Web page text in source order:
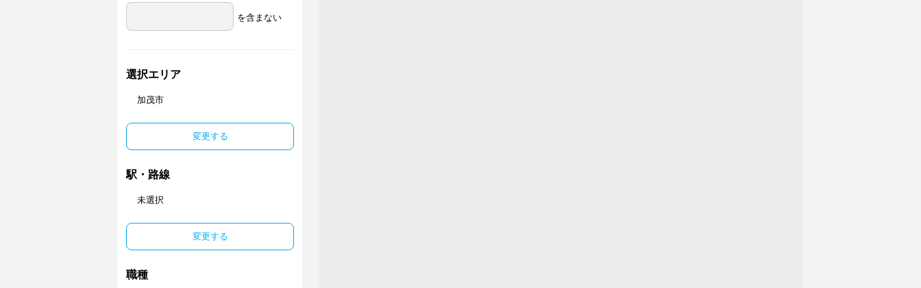
を含まない
選択エリア
加茂市
変更する
駅・路線
未選択
変更する
職種